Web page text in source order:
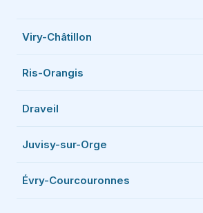
Viry-Châtillon
Ris-Orangis
Draveil
Juvisy-sur-Orge
Évry-Courcouronnes